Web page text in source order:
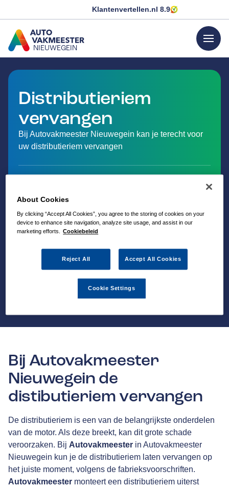
Klantenvertellen.nl 8.9
NIEUWEGEIN
GA NAAR DE HOMEPAGINA
menu
Distributieriem
vervangen
Bij Autovakmeester Nieuwegein kan je terecht voor
uw distributieriem vervangen
Bij Autovakmeester
Nieuwegein de
distibutieriem vervangen
De distributieriem is een van de belangrijkste onderdelen
van de motor. Als deze breekt, kan dit grote schade
veroorzaken. Bij Autovakmeester in Autovakmeester
Nieuwegein kun je de distributieriem laten vervangen op
het juiste moment, volgens de fabrieksvoorschriften.
Autovakmeester monteert een distributieriem uiterst
About Cookies
By clicking “Accept All Cookies”, you agree to the storing of cookies on your
device to enhance site navigation, analyze site usage, and assist in our
marketing efforts.
Cookiebeleid
Reject All Accept All Cookies
Cookie Settings